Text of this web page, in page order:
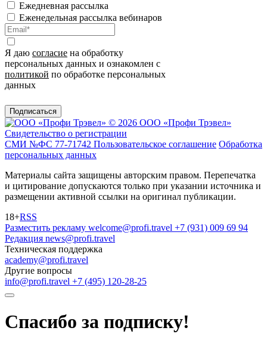
Ежедневная рассылка
Еженедельная рассылка вебинаров
Я даю согласие на обработку
персональных данных и ознакомлен с
политикой по обработке персональных
данных
Подписаться
© 2026 ООО «Профи Трэвeл»
Свидетельство о регистрации
СМИ №ФС 77-71742 Пользовательское соглашение Обработка
персональных данных
Материалы сайта защищены авторским правом. Перепечатка
и цитирование допускаются только при указании источника и
размещении активной ссылки на оригинал публикации.
18+RSS
Разместить рекламу welcome@profi.travel +7 (931) 009 69 94
Редакция news@profi.travel
Техническая поддержка
academy@profi.travel
Другие вопросы
info@profi.travel +7 (495) 120-28-25
Спасибо за подписку!